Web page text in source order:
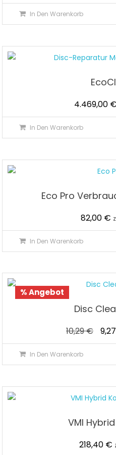
In Den Warenkorb
4.469,00 €
In Den Warenkorb
Eco Pro
82,00 €
In Den Warenkorb
% Angebot
Disc
10,29€ 9,27
In Den Warenkorb
VMI
218,40 €